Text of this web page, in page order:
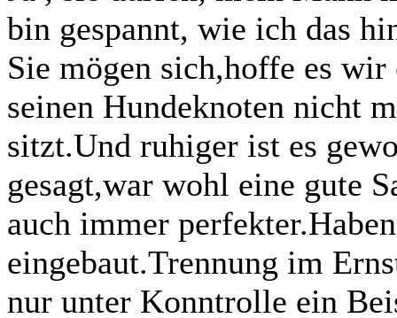
bin gespannt, wie ich das
Sie mögen sich,hoffe es
seinen Hundeknoten nicht
sitzt.Und ruhiger ist es
gesagt,war wohl eine gute
auch immer
eingebaut.Trennung im
nur unter Konntrolle ein